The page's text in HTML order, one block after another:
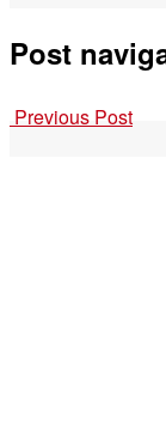
Post
Previous Post